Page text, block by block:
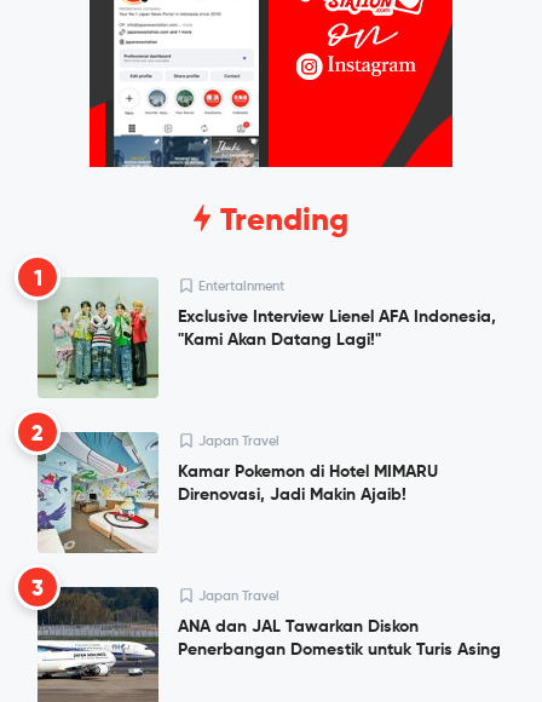
Trending
1 Entertainment
Exclusive Interview Lienel AFA Indonesia,
"Kami Akan Datang Lagi!"
2 Japan Travel
Kamar Pokemon di Hotel MIMARU
Direnovasi, Jadi Makin Ajaib!
3 Japan Travel
ANA dan JAL Tawarkan Diskon
Penerbangan Domestik untuk Turis Asing